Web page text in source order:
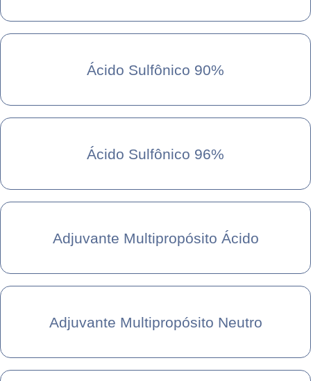
Ácido Sulfônico 90%
Ácido Sulfônico 96%
Adjuvante Multipropósito Ácido
Adjuvante Multipropósito Neutro